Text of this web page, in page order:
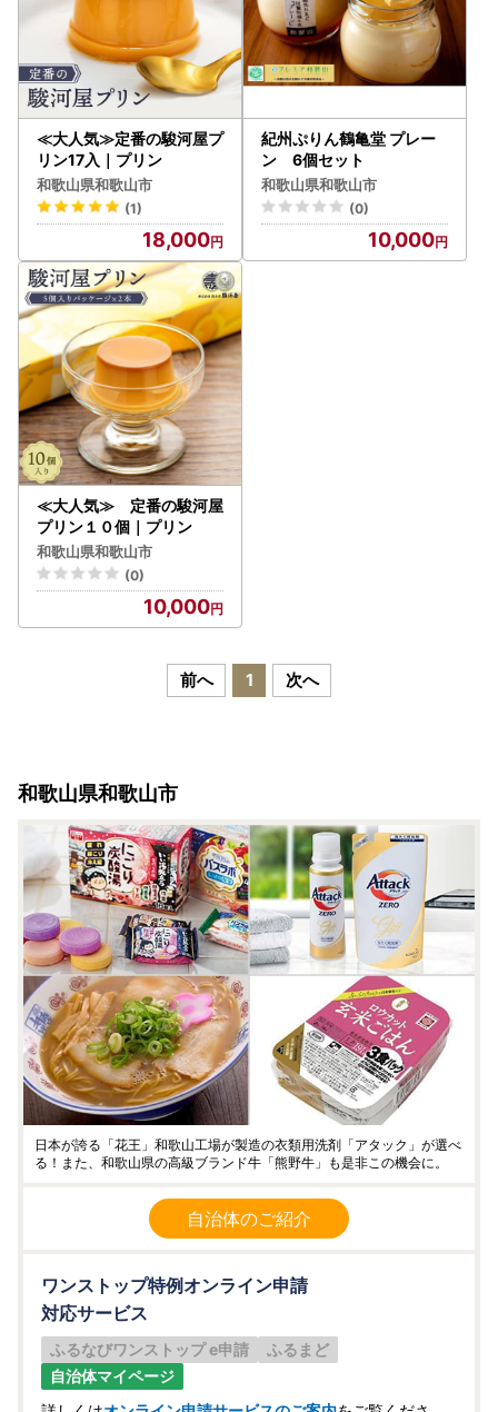
≪大人気≫定番の駿河屋プ
リン17入｜プリン
和歌山県和歌山市
(1)
18,000
紀州ぷりん鶴亀堂 プレー
ン 6個セット
和歌山県和歌山市
(0)
10,000
≪大人気≫ 定番の駿河屋
プリン１０個｜プリン
和歌山県和歌山市
(0)
10,000
前へ 1 次へ
和歌山県和歌山市
日本が誇る「花王」和歌山工場が製造の衣類用洗剤「アタック」が選べ
る！また、和歌山県の高級ブランド牛「熊野牛」も是非この機会に。
自治体のご紹介
ワンストップ特例オンライン申請
対応サービス
ふるなびワンストップ e申請
ふるまど
自治体マイページ